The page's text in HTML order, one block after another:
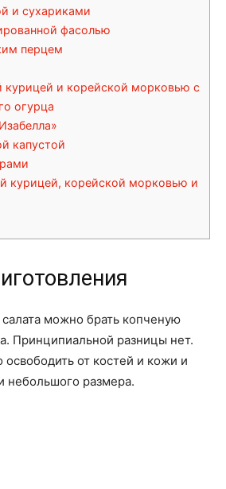
и сухариками
фасолью
перцем
курицей и корейской морковью с
огурца
капустой
курицей, корейской морковью и
можно брать копченую
Принципиальной разницы нет.
от костей и кожи и
небольшого размера.